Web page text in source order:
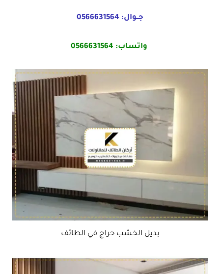
جــوال: 0566631564
واتساب: 0566631564
بديل الخشب حراج في الطائف